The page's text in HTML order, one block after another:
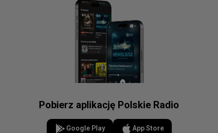
Pobierz aplikację Polskie Radio
Google Play App Store